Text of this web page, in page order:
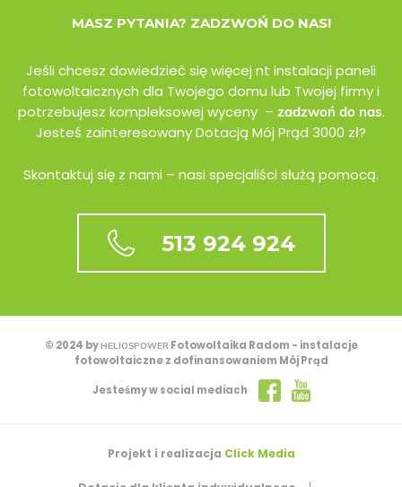
MASZ PYTANIA? ZADZWOŃ DO NAS!
Jeśli chcesz dowiedzieć się więcej nt instalacji paneli
fotowoltaicznych dla Twojego domu lub Twojej firmy i
potrzebujesz kompleksowej wyceny – zadzwoń do nas.
Jesteś zainteresowany Dotacją Mój Prąd 3000 zł?
Skontaktuj się z nami – nasi specjaliści służą pomocą.
513 924 924
© 2024 byHELIOSPOWERFotowoltaika Radom - instalacje
fotowoltaiczne z dofinansowaniem Mój Prąd
Jesteśmy w social mediach
Projekt i realizacja Click Media